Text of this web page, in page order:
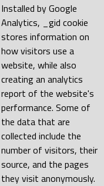
Installed by Google
Analytics, _gid cookie
stores information on
how visitors use a
website, while also
creating an analytics
report of the website's
performance. Some of
the data that are
collected include the
number of visitors, their
source, and the pages
they visit anonymously.